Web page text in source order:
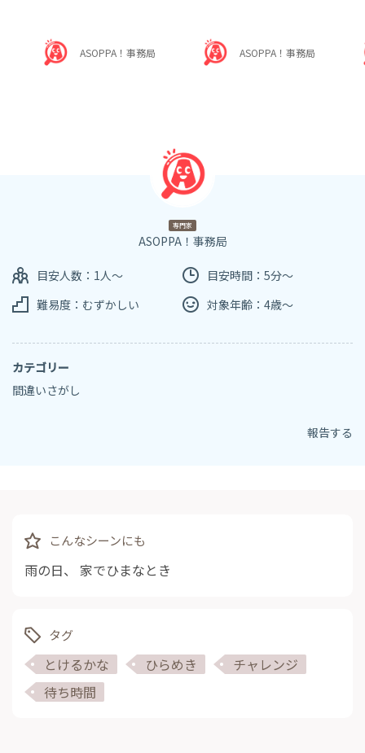
ASOPPA！事務局 ASOPPA！事務局
専門家
ASOPPA！事務局
目安人数：1人～
目安時間：5分～
難易度：むずかしい
対象年齢：4歳～
カテゴリー
間違いさがし
報告する
こんなシーンにも
雨の日、 家でひまなとき
タグ
とけるかな ひらめき
チャレンジ
待ち時間